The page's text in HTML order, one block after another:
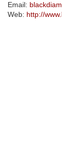
Email:
Web: http://